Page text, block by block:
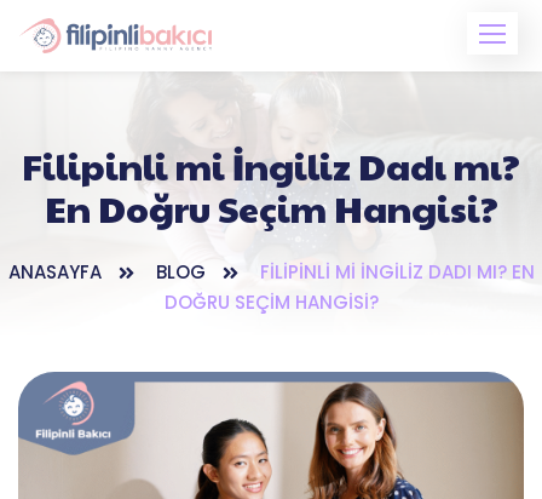
content
Filipinli mi İngiliz Dadı mı?
En Doğru Seçim Hangisi?
ANASAYFA BLOG
FILIPINLI MI İNGILIZ DADI MI? EN
DOĞRU SEÇIM HANGISI?